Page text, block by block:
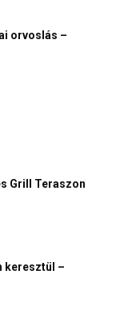
orvoslás –
Grill Teraszon
keresztül –